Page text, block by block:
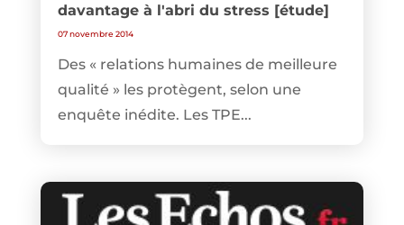
davantage à l'abri du stress [étude]
07 novembre 2014
Des « relations humaines de meilleure
qualité » les protègent, selon une
enquête inédite. Les TPE...